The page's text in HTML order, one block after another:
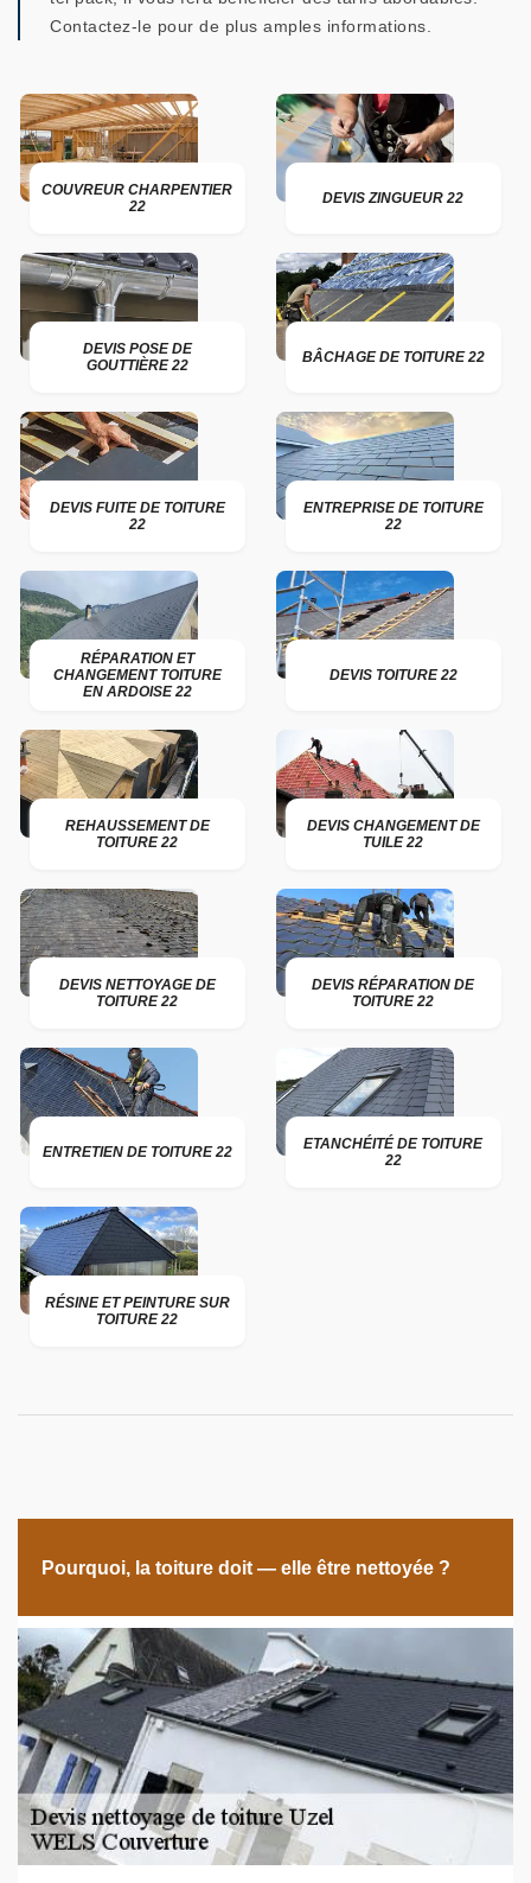
Contactez-le pour de plus amples informations.
COUVREUR CHARPENTIER
22
DEVIS ZINGUEUR 22
DEVIS POSE DE
GOUTTIÈRE 22
BÂCHAGE DE TOITURE 22
DEVIS FUITE DE TOITURE
22
ENTREPRISE DE TOITURE
22
RÉPARATION ET
CHANGEMENT TOITURE
EN ARDOISE 22
DEVIS TOITURE 22
REHAUSSEMENT DE
TOITURE 22
DEVIS CHANGEMENT DE
TUILE 22
DEVIS NETTOYAGE DE
TOITURE 22
DEVIS RÉPARATION DE
TOITURE 22
ENTRETIEN DE TOITURE 22
ETANCHÉITÉ DE TOITURE
22
RÉSINE ET PEINTURE SUR
TOITURE 22
Pourquoi, la toiture doit — elle être nettoyée ?